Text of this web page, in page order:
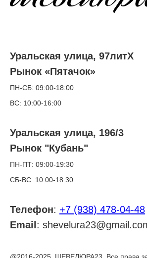
Уральская улица, 97литХ
Рынок «Пятачок»
ПН-СБ: 09:00-18:00
ВС: 10:00-16:00
Уральская улица, 196/3
Рынок "Кубань"
ПН-ПТ: 09:00-19:30
СБ-ВС: 10:00-18:30
Телефон: +7 (938) 478-04-48
Email :